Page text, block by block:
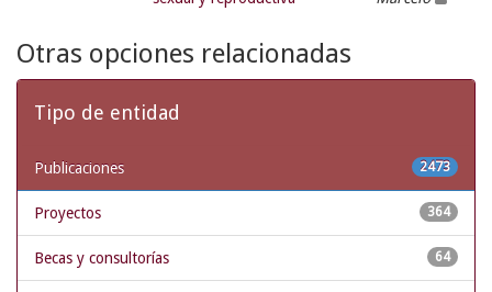
Otras opciones relacionadas
Tipo de entidad
2473
Publicaciones
364
Proyectos
64
Becas y consultorías